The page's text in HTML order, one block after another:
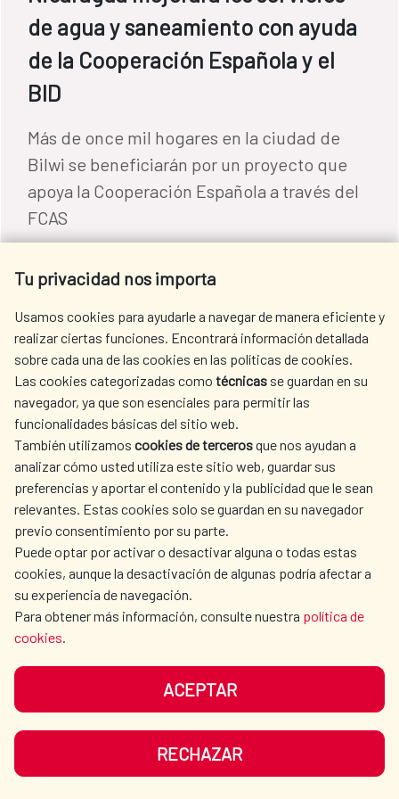
de agua y saneamiento con ayuda
de la Cooperación Española y el
BID
Más de once mil hogares en la ciudad de
Bilwi se beneficiarán por un proyecto que
apoya la Cooperación Española a través del
FCAS
Día Internacional de la Mujer. La
Cooperación Española y la
igualdad de género.
El Comité de Ayuda al Desarrollo de la OCDE
ha reconocido la igualdad de género como
Tu privacidad nos importa
Usamos cookies para ayudarle a navegar de manera eficiente y
realizar ciertas funciones. Encontrará información detallada
sobre cada una de las cookies en las políticas de cookies.
Las cookies categorizadas como técnicas se guardan en su
navegador, ya que son esenciales para permitir las
funcionalidades básicas del sitio web.
También utilizamos cookies de tercerosque nos ayudan a
analizar cómo usted utiliza este sitio web, guardar sus
preferencias y aportar el contenido y la publicidad que le sean
relevantes. Estas cookies solo se guardan en su navegador
previo consentimiento por su parte.
Puede optar por activar o desactivar alguna o todas estas
cookies, aunque la desactivación de algunas podría afectar a
su experiencia de navegación.
Para obtener más información, consulte nuestra política de
cookies.
ACEPTAR
RECHAZAR